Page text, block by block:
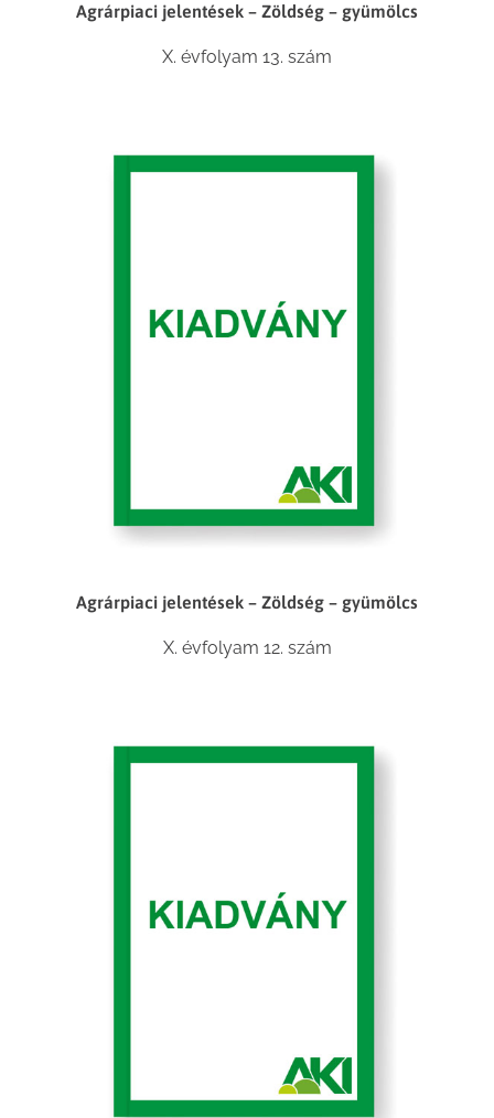
Agrárpiaci jelentések – Zöldség – gyümölcs
X. évfolyam 13. szám
Agrárpiaci jelentések – Zöldség – gyümölcs
X. évfolyam 12. szám